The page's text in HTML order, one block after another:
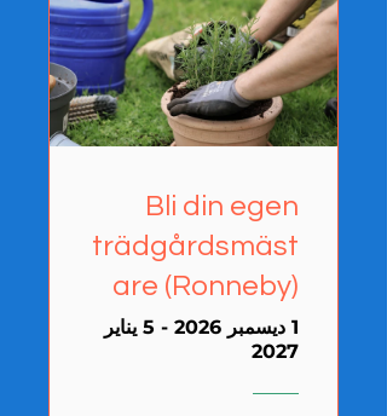
Bli din egen
trädgårdsmäst
are (Ronneby)
1 ديسمبر 2026 - 5 يناير
2027